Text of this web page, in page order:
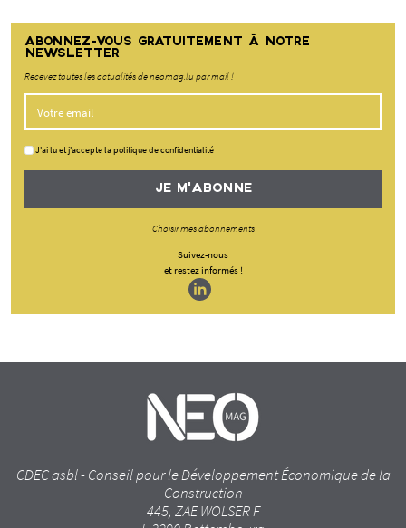
ABONNEZ-VOUS GRATUITEMENT À NOTRE
NEWSLETTER
Recevez toutes les actualités de neomag.lu par mail !
J'ai lu et j'accepte la politique de confidentialité
JE M'ABONNE
Choisir mes abonnements
Suivez-nous
et restez informés !
CDEC asbl - Conseil pour le Développement Économique de la
Construction
445, ZAE WOLSER F